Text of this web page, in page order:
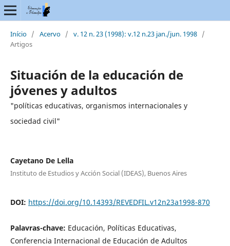
Início / Acervo / v. 12 n. 23 (1998): v.12 n.23 jan./jun. 1998 /
Artigos
Situación de la educación de
jóvenes y adultos
"políticas educativas, organismos internacionales y
sociedad civil"
Cayetano De Lella
Instituto de Estudios y Acción Social (IDEAS), Buenos Aires
DOI: https://doi.org/10.14393/REVEDFIL.v12n23a1998-870
Palavras-chave: Educación, Políticas Educativas,
Conferencia Internacional de Educación de Adultos